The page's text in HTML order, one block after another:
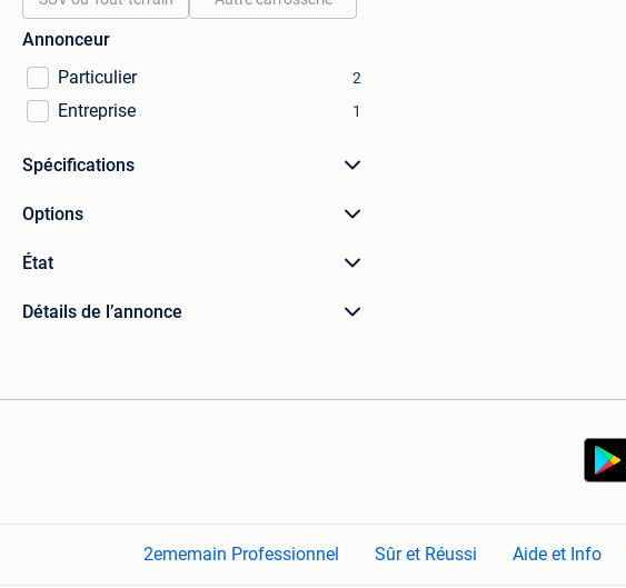
Annonceur
Particulier
2
Entreprise 1
Spécifications
Options
État
Détails de l’annonce
2ememain Professionnel Sûr et Réussi Aide et Info